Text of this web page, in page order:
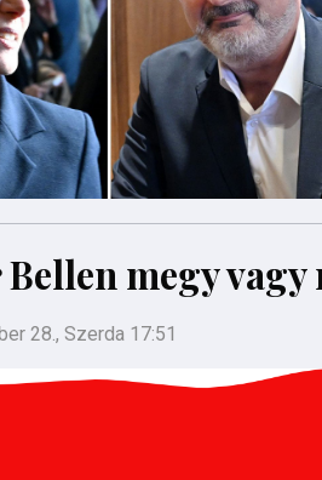
megy vagy
28., Szerda 17:51